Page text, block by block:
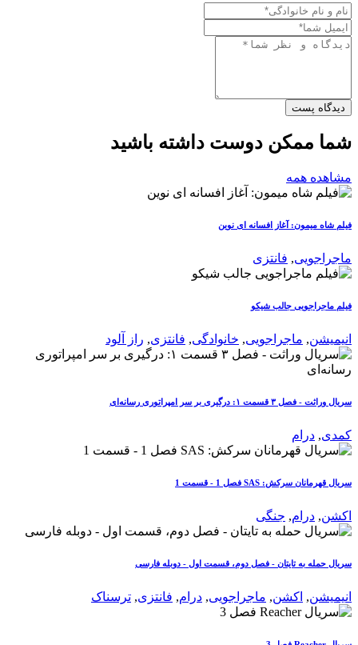
دیدگاه پست
شما ممکن دوست داشته باشید
مشاهده همه
فیلم شاه میمون: آغاز افسانه ای نوین
ماجراجویی, فانتزی
فیلم ماجراجویی جالب شیکو
انیمیشن, ماجراجویی, خانوادگی, فانتزی, راز آلود
سریال وراثت - فصل ۳ قسمت ۱: درگیری بر سر امپراتوری رسانه‌ای
کمدی, درام
سریال قهرمانان سرکش: SAS فصل 1 - قسمت 1
اکشن, درام, جنگی
سریال حمله به تایتان - فصل دوم، قسمت اول - دوبله فارسی
انیمیشن, اکشن, ماجراجویی, درام, فانتزی, ترسناک